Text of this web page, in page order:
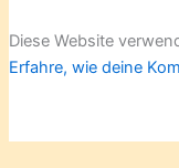
Diese Website
Erfahre, wie deine